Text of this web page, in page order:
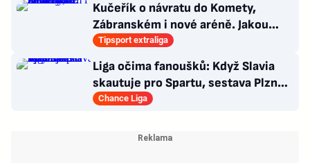
Kučeřík o návratu do Komety,
Zábranském i nové aréně. Jakou
bude mít v týmu roli?
Tipsport extraliga
Liga očima fanoušků: Když Slavia
skautuje pro Spartu, sestava Plzně
vytažená z klobouku
Chance Liga